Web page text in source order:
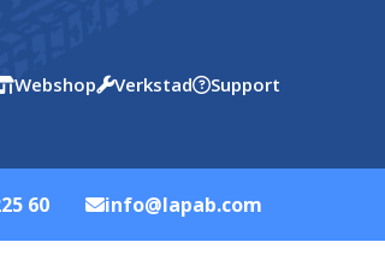
Webshop Verkstad Support
60 info@lapab.com